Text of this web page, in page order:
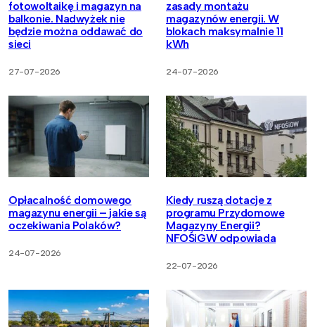
fotowoltaikę i magazyn na
balkonie. Nadwyżek nie
będzie można oddawać do
sieci
27-07-2026
zasady montażu
magazynów energii. W
blokach maksymalnie 11
kWh
24-07-2026
Opłacalność domowego
magazynu energii – jakie są
oczekiwania Polaków?
24-07-2026
Kiedy ruszą dotacje z
programu Przydomowe
Magazyny Energii?
NFOŚiGW odpowiada
22-07-2026